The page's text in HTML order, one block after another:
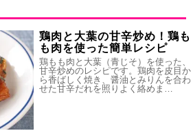
鶏肉と大葉の甘辛炒め！鶏も
も肉を使った簡単レシピ
鶏もも肉と大葉（青じそ）を使った、
甘辛炒めのレシピです。鶏肉を皮目か
ら香ばしく焼き、醤油とみりんを合わ
せた甘辛だれを照りよく絡めま…